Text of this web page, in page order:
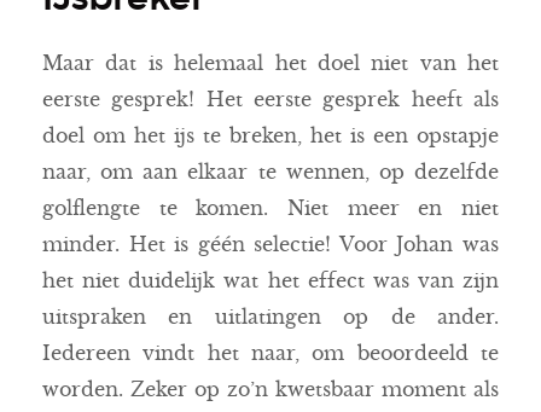
Maar dat is helemaal het doel niet van het
eerste gesprek! Het eerste gesprek heeft als
doel om het ijs te breken, het is een opstapje
naar, om aan elkaar te wennen, op dezelfde
golflengte te komen. Niet meer en niet
minder. Het is géén selectie! Voor Johan was
het niet duidelijk wat het effect was van zijn
uitspraken en uitlatingen op de ander.
Iedereen vindt het naar, om beoordeeld te
worden. Zeker op zo’n kwetsbaar moment als